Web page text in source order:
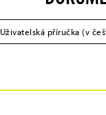
Uživatelská příručka (v